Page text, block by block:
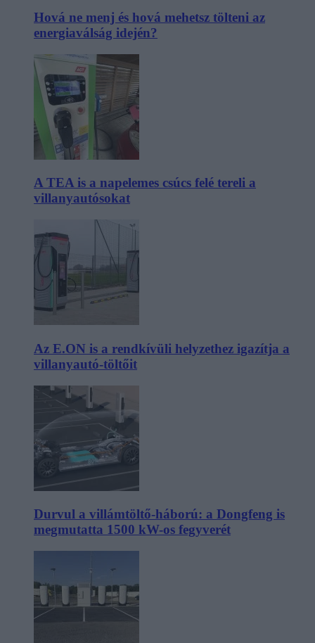
Hová ne menj és hová mehetsz tölteni az
energiaválság idején?
A TEA is a napelemes csúcs felé tereli a
villanyautósokat
Az E.ON is a rendkívüli helyzethez igazítja a
villanyautó-töltőit
Durvul a villámtöltő-háború: a Dongfeng is
megmutatta 1500 kW-os fegyverét